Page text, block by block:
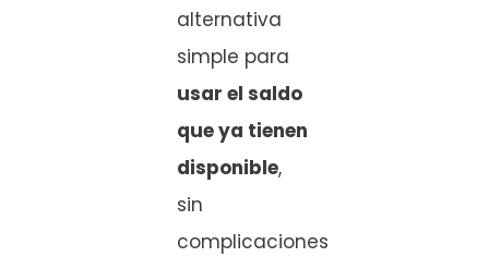
alternativa
simple para
usar el saldo
que ya tienen
disponible,
sin
complicaciones